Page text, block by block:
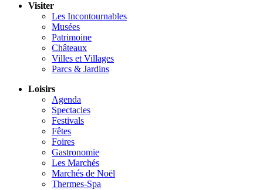
Visiter
Les Incontournables
Musées
Patrimoine
Châteaux
Villes et Villages
Parcs & Jardins
Loisirs
Agenda
Spectacles
Festivals
Fêtes
Foires
Gastronomie
Les Marchés
Marchés de Noël
Thermes-Spa